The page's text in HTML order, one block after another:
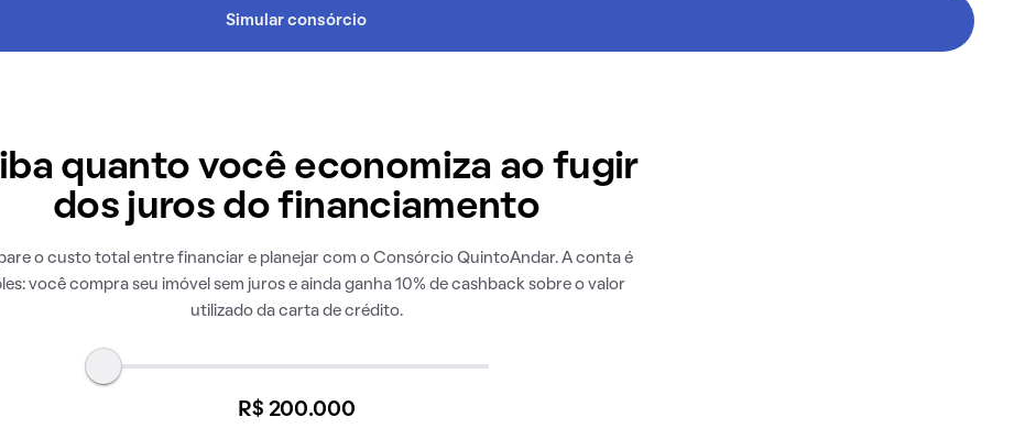
Simular consórcio
quanto você economiza ao fugir
dos juros do financiamento
o custo total entre financiar e planejar com o Consórcio QuintoAndar. A conta é
você compra seu imóvel sem juros e ainda ganha 10% de cashback sobre o valor
utilizado da carta de crédito.
R$ 200.000